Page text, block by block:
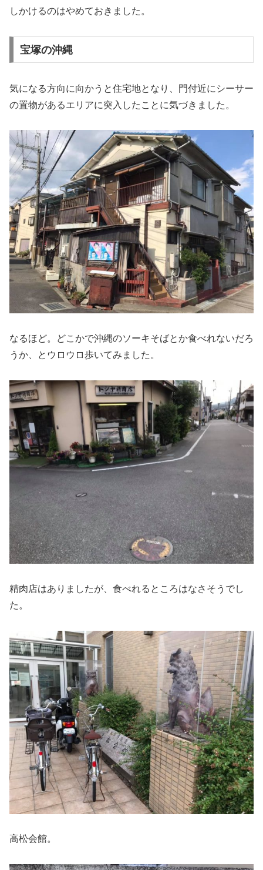
しかけるのはやめておきました。
宝塚の沖縄
気になる方向に向かうと住宅地となり、門付近にシーサー
の置物があるエリアに突入したことに気づきました。
なるほど。どこかで沖縄のソーキそばとか食べれないだろ
うか、とウロウロ歩いてみました。
精肉店はありましたが、食べれるところはなさそうでし
た。
高松会館。